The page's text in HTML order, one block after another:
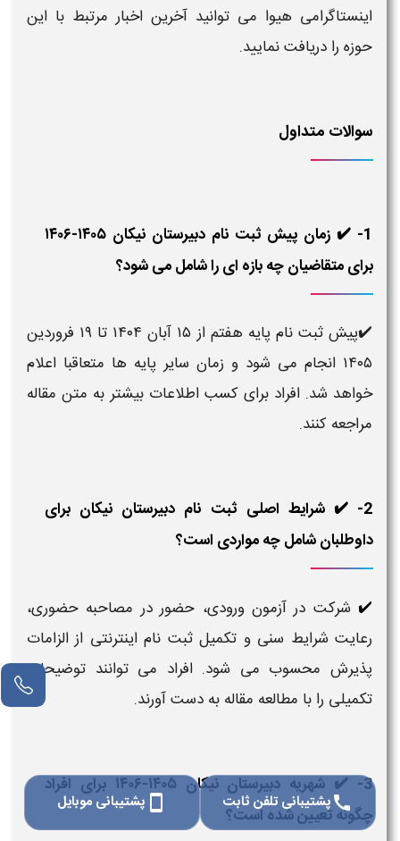
اینستاگرامی هیوا می توانید آخرین اخبار مرتبط با این
حوزه را دریافت نمایید.
سوالات متداول
1- ✔️ زمان پیش ثبت نام دبیرستان نیکان ۱۴۰۵-۱۴۰۶
برای متقاضیان چه بازه ای را شامل می شود؟
✔️پیش ثبت نام پایه هفتم از ۱۵ آبان ۱۴۰۴ تا ۱۹ فروردین
۱۴۰۵ انجام می شود و زمان سایر پایه ها متعاقبا اعلام
خواهد شد. افراد برای کسب اطلاعات بیشتر به متن مقاله
مراجعه کنند.
2- ✔️ شرایط اصلی ثبت نام دبیرستان نیکان برای
داوطلبان شامل چه مواردی است؟
✔️ شرکت در آزمون ورودی، حضور در مصاحبه حضوری،
رعایت شرایط سنی و تکمیل ثبت نام اینترنتی از الزامات
پذیرش محسوب می شود. افراد می توانند توضیحات
تکمیلی را با مطالعه مقاله به دست آورند.
3- ✔️ شهریه دبیرستان نیکان ۱۴۰۵-۱۴۰۶ برای افراد
چگونه تعیین شده است؟
callپشتیبانی تلفن ثابت smartphone پشتیبانی موبایل